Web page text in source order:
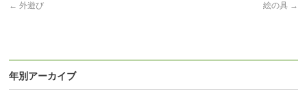
← 外遊び 絵の具 →
年別アーカイブ